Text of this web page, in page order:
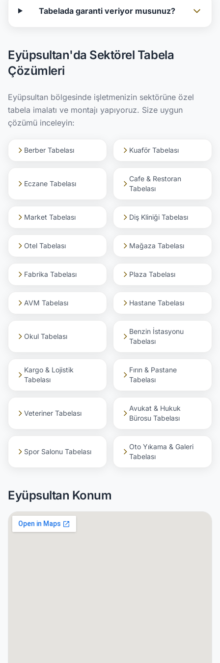
Tabelada garanti veriyor musunuz?
Eyüpsultan'da Sektörel Tabela
Çözümleri
Eyüpsultan bölgesinde işletmenizin sektörüne özel
tabela imalatı ve montajı yapıyoruz. Size uygun
çözümü inceleyin:
Berber Tabelası Kuaför Tabelası
Eczane Tabelası
Cafe & Restoran
Tabelası
Market Tabelası Diş Kliniği Tabelası
Otel Tabelası Mağaza Tabelası
Fabrika Tabelası Plaza Tabelası
AVM Tabelası Hastane Tabelası
Okul Tabelası
Benzin İstasyonu
Tabelası
Kargo & Lojistik
Tabelası
Fırın & Pastane
Tabelası
Veteriner Tabelası
Avukat & Hukuk
Bürosu Tabelası
Spor Salonu Tabelası
Oto Yıkama & Galeri
Tabelası
Eyüpsultan Konum